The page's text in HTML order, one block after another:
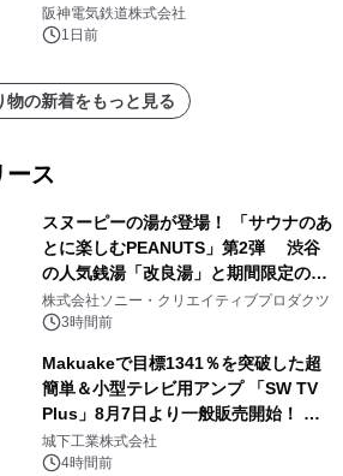
発売決定！
阪神電気鉄道株式会社
1日前
物の新着をもっと見る
ース
スヌーピーの湯が登場！ 「サウナのあ
とに楽しむPEANUTS」第2弾 渋谷
の人気銭湯「改良湯」と期間限定のコ
ラボレーション サウナイキタイコラ
ボグッズも発売決定！
株式会社ソニー・クリエイティブプロダクツ
3時間前
Makuakeで目標1341％を突破した超
簡単＆小型テレビ用アンプ 「SW TV
Plus」8月7日より一般販売開始！ ケ
ーブル1本つなぐだけ、テレビの音が
ぐっと豊かに
城下工業株式会社
4時間前